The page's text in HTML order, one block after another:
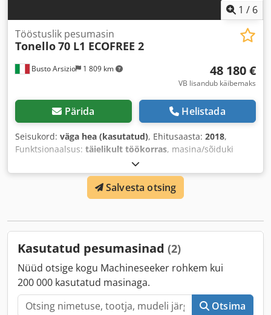
1 / 6
Busto Arsizio 1 809 km
Tööstuslik pesumasin
Tonello70 L1 ECOFREE 2
48 180 €
VB lisandub käibemaks
Pärida Helistada
Seisukord: väga hea (kasutatud), Ehitusaasta: 2018,
Funktsionaalsus: täielikult töökorras, masina/sõiduki
Salvesta otsing
Kasutatud pesumasinad (2)
Nüüd otsige kogu Machineseeker rohkem kui
200 000 kasutatud masinaga.
Otsima